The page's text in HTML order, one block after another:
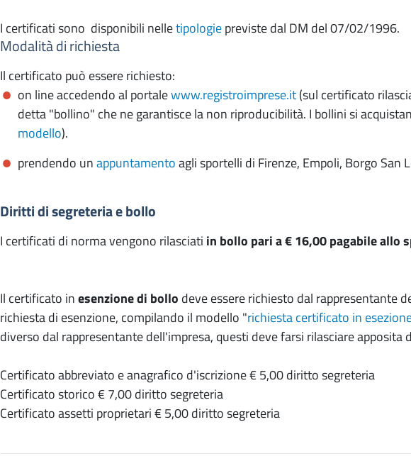
I certificati sono disponibili nelletipologiepreviste dal DM del 07/02/1996.
Modalità di richiesta
Il certificato può essere richiesto:
on line accedendo al portalewww.registroimprese.it(sul certificato
detta "bollino" che ne garantisce la non riproducibilità. I bollini si
modello).
prendendo unappuntamentoagli sportelli di Firenze, Empoli, Borgo San
Diritti di segreteria e bollo
I certificati di norma vengono rilasciati in bollo pari a € 16,00 pagabile allo
Il certificato inesenzione di bollo deve essere richiesto dal rappresentante
richiesta di esenzione, compilando il modello "richiesta certificato in
diverso dal rappresentante dell'impresa, questi deve farsi rilasciare apposita
Certificato abbreviato e anagrafico d'iscrizione € 5,00 diritto segreteria
Certificato storico € 7,00 diritto segreteria
Certificato assetti proprietari € 5,00 diritto segreteria